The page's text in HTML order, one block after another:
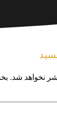
نخواهد شد.